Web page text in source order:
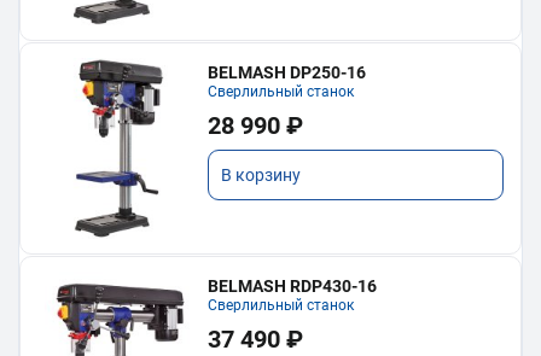
BELMASH DP250-16
Сверлильный станок
28 990 ₽
В корзину
BELMASH RDP430-16
Сверлильный станок
37 490 ₽